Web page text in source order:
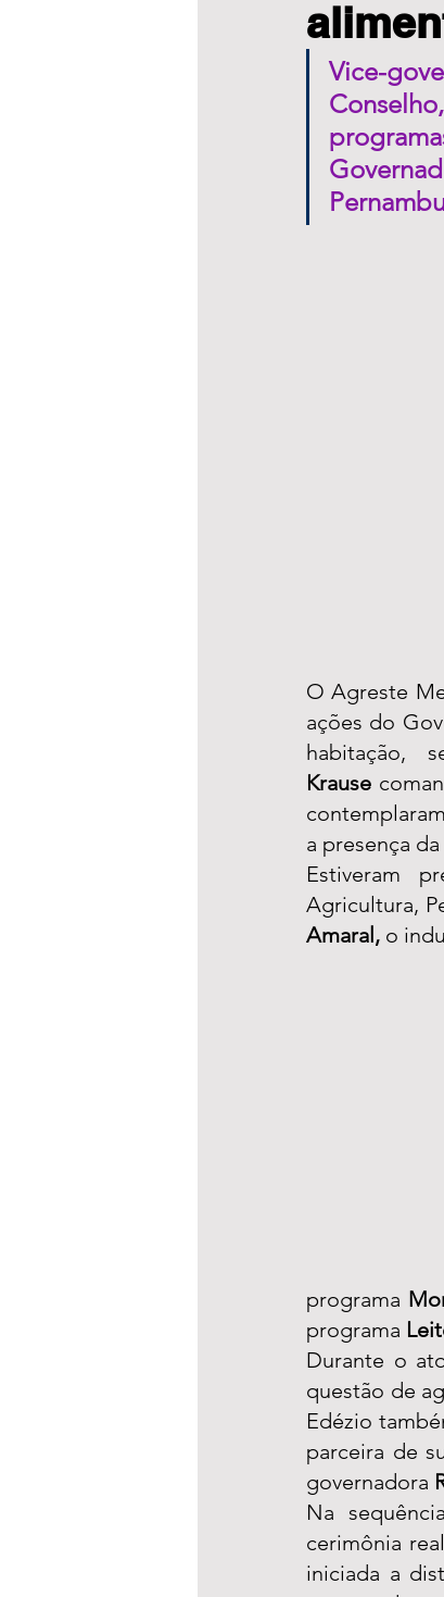
Vice-
O Agreste
ações do
habitação,
Krause
a presença
Estiveram
Agricultura,
Amaral, o
programa
programa
Durante o
questão de
Edézio
parceira de
governadora
Na
cerimônia
iniciada a